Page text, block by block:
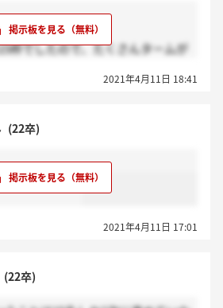
ざいます(^^)
枠でしたので、たくさんタームが
2021年4月11日 18:41
(22卒)
りましたよ！
2021年4月11日 17:01
(22卒)